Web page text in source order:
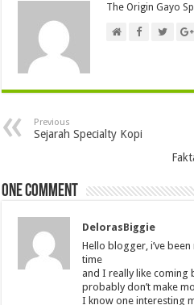
The Origin Gayo
Previous
Sejarah Specialty Kopi
One comment
DelorasBiggie
Hello blogger, i’ve
time
and I really like coming
probably don’t make
I know one interesting